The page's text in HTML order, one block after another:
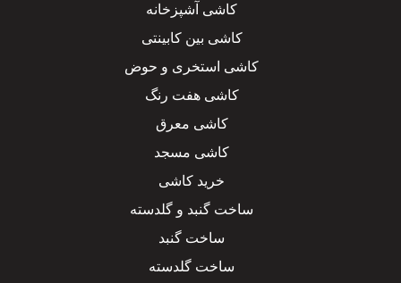
کاشی آشپزخانه
کاشی بین کابینتی
کاشی استخری و حوض
کاشی هفت رنگ
کاشی معرق
کاشی مسجد
خرید کاشی
ساخت گنبد و گلدسته
ساخت گنبد
ساخت گلدسته